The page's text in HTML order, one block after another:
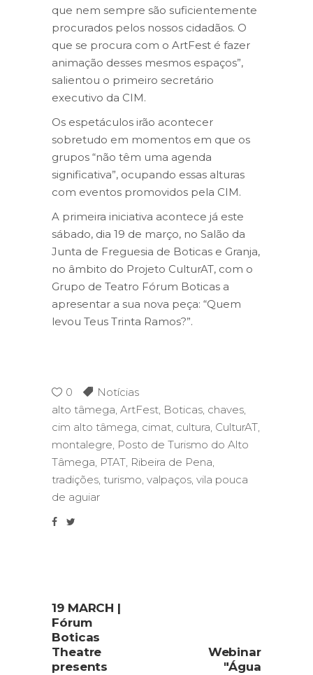
que nem sempre são suficientemente
procurados pelos nossos cidadãos. O
que se procura com o ArtFest é fazer
animação desses mesmos espaços”,
salientou o primeiro secretário
executivo da CIM.
Os espetáculos irão acontecer
sobretudo em momentos em que os
grupos “não têm uma agenda
significativa”, ocupando essas alturas
com eventos promovidos pela CIM.
A primeira iniciativa acontece já este
sábado, dia 19 de março, no Salão da
Junta de Freguesia de Boticas e Granja,
no âmbito do Projeto CulturAT, com o
Grupo de Teatro Fórum Boticas a
apresentar a sua nova peça: “Quem
levou Teus Trinta Ramos?”.
0
Notícias
alto tâmega, ArtFest, Boticas, chaves,
cim alto tâmega, cimat, cultura, CulturAT,
montalegre, Posto de Turismo do Alto
Tâmega, PTAT, Ribeira de Pena,
tradições, turismo, valpaços, vila pouca
de aguiar
19 MARCH |
Fórum
Boticas
Theatre
presents
Webinar
"Água